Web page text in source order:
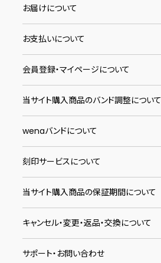
お届けについて
お支払いについて
会員登録・マイページについて
当サイト購入商品のバンド調整について
wenaバンドについて
刻印サービスについて
当サイト購入商品の保証期間について
キャンセル・変更・返品・交換について
サポート・お問い合わせ